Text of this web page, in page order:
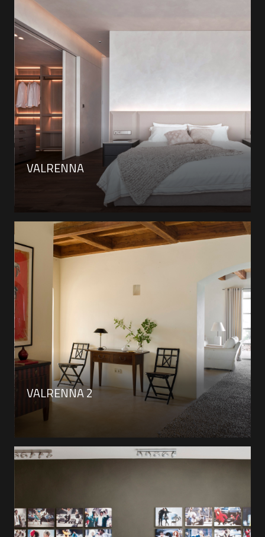
VALRENNA
VALRENNA 2